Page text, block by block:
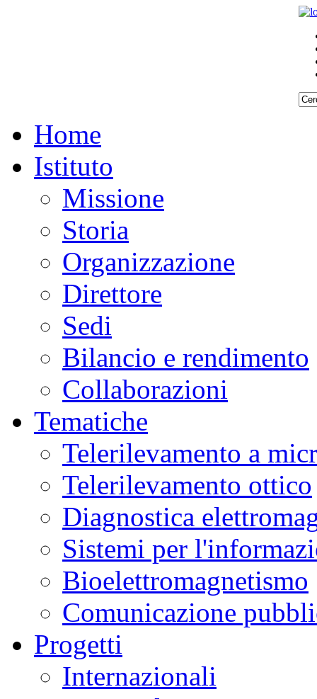
Home
Istituto
Missione
Storia
Organizzazione
Direttore
Sedi
Bilancio e rendimento
Collaborazioni
Tematiche
Telerilevamento a
Telerilevamento ottico
Diagnostica
Sistemi per
Bioelettromagnetismo
Comunicazione
Progetti
Internazionali